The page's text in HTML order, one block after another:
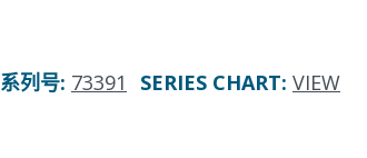
系列号: 73391 SERIES CHART: VIEW